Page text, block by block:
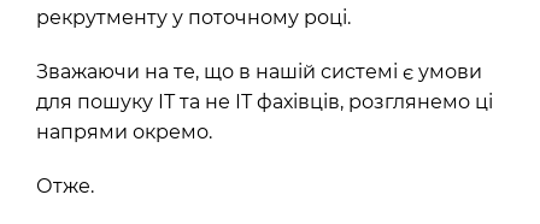
рекрутменту у поточному році.
Зважаючи на те, що в нашій системі є умови
для пошуку ІТ та не ІТ фахівців, розглянемо ці
напрями окремо.
Отже.